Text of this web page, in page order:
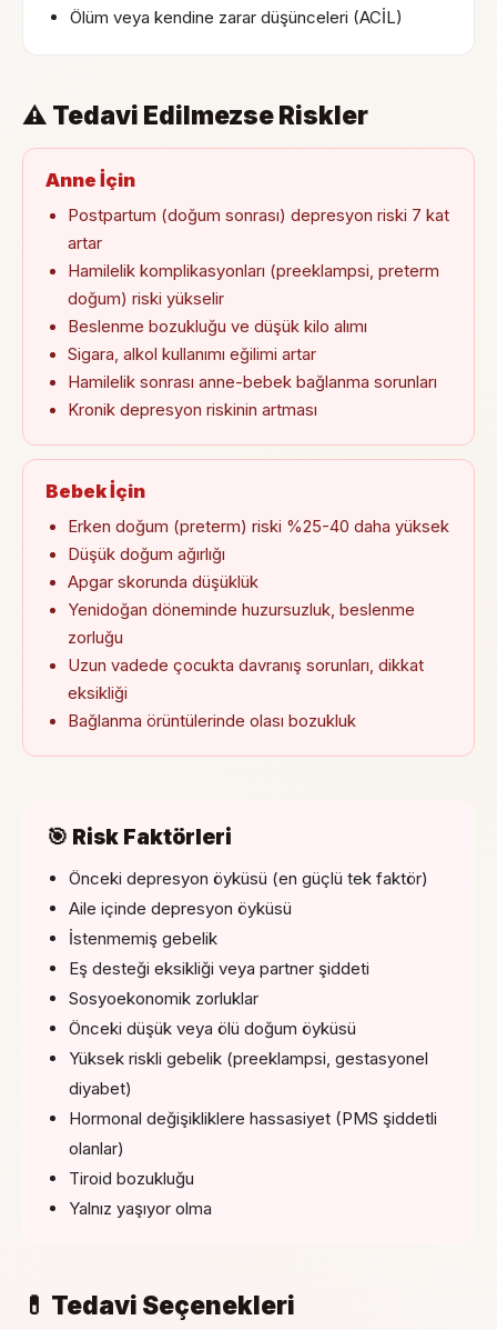
Ölüm veya kendine zarar düşünceleri (ACİL)
⚠️ Tedavi Edilmezse Riskler
Anne İçin
Postpartum (doğum sonrası) depresyon riski 7 kat
artar
Hamilelik komplikasyonları (preeklampsi, preterm
doğum) riski yükselir
Beslenme bozukluğu ve düşük kilo alımı
Sigara, alkol kullanımı eğilimi artar
Hamilelik sonrası anne-bebek bağlanma sorunları
Kronik depresyon riskinin artması
Bebek İçin
Erken doğum (preterm) riski %25-40 daha yüksek
Düşük doğum ağırlığı
Apgar skorunda düşüklük
Yenidoğan döneminde huzursuzluk, beslenme
zorluğu
Uzun vadede çocukta davranış sorunları, dikkat
eksikliği
Bağlanma örüntülerinde olası bozukluk
🎯 Risk Faktörleri
Önceki depresyon öyküsü (en güçlü tek faktör)
Aile içinde depresyon öyküsü
İstenmemiş gebelik
Eş desteği eksikliği veya partner şiddeti
Sosyoekonomik zorluklar
Önceki düşük veya ölü doğum öyküsü
Yüksek riskli gebelik (preeklampsi, gestasyonel
diyabet)
Hormonal değişikliklere hassasiyet (PMS şiddetli
olanlar)
Tiroid bozukluğu
Yalnız yaşıyor olma
💊 Tedavi Seçenekleri